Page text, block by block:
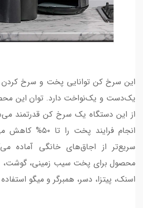
این سرخ کن توانایی پخت و سرخ کردن
از این دستگاه یک سرخ­ کن قدرتمند
انجام فرایند پخت
سریع‌تر از اجاق­‌های خانگی آماده
محصول برای پخت سیب زمینی، گوشت،
اسنک، پیتزا، دسر، همبرگر و میگو